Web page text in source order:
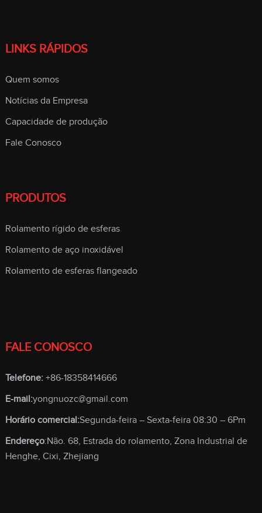
LINKS RÁPIDOS
Quem somos
Notícias da Empresa
Capacidade de produção
Fale Conosco
PRODUTOS
Rolamento rígido de esferas
Rolamento de aço inoxidável
Rolamento de esferas flangeado
FALE CONOSCO
Telefone:+86-18358414666
E-mail:yongnuozc@gmail.com
Horário comercial:Segunda-feira – Sexta-feira 08:30 – 6Pm
Endereço:Não. 68, Estrada do rolamento, Zona Industrial de
Henghe, Cixi, Zhejiang